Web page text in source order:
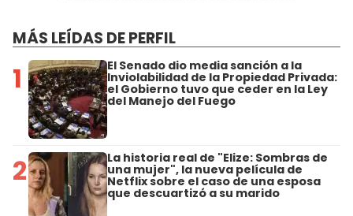
MÁS LEÍDAS DE PERFIL
1 El Senado dio media sanción a la
Inviolabilidad de la Propiedad Privada:
el Gobierno tuvo que ceder en la Ley
del Manejo del Fuego
2 La historia real de "Elize: Sombras de
una mujer", la nueva película de
Netflix sobre el caso de una esposa
que descuartizó a su marido